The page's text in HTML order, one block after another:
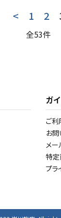
< 1 2
全53件
ガ
ご利
お
メー
特定
プラ